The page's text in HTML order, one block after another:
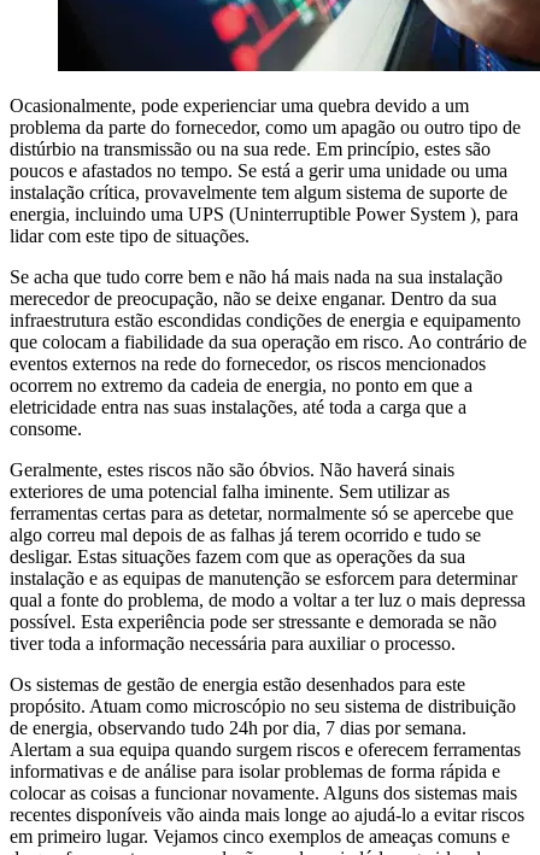
Ocasionalmente, pode experienciar uma quebra devido a um
problema da parte do fornecedor, como um apagão ou outro tipo de
distúrbio na transmissão ou na sua rede. Em princípio, estes são
poucos e afastados no tempo. Se está a gerir uma unidade ou uma
instalação crítica, provavelmente tem algum sistema de suporte de
energia, incluindo uma UPS (Uninterruptible Power System ), para
lidar com este tipo de situações.
Se acha que tudo corre bem e não há mais nada na sua instalação
merecedor de preocupação, não se deixe enganar. Dentro da sua
infraestrutura estão escondidas condições de energia e equipamento
que colocam a fiabilidade da sua operação em risco. Ao contrário de
eventos externos na rede do fornecedor, os riscos mencionados
ocorrem no extremo da cadeia de energia, no ponto em que a
eletricidade entra nas suas instalações, até toda a carga que a
consome.
Geralmente, estes riscos não são óbvios. Não haverá sinais
exteriores de uma potencial falha iminente. Sem utilizar as
ferramentas certas para as detetar, normalmente só se apercebe que
algo correu mal depois de as falhas já terem ocorrido e tudo se
desligar. Estas situações fazem com que as operações da sua
instalação e as equipas de manutenção se esforcem para determinar
qual a fonte do problema, de modo a voltar a ter luz o mais depressa
possível. Esta experiência pode ser stressante e demorada se não
tiver toda a informação necessária para auxiliar o processo.
Os sistemas de gestão de energia estão desenhados para este
propósito. Atuam como microscópio no seu sistema de distribuição
de energia, observando tudo 24h por dia, 7 dias por semana.
Alertam a sua equipa quando surgem riscos e oferecem ferramentas
informativas e de análise para isolar problemas de forma rápida e
colocar as coisas a funcionar novamente. Alguns dos sistemas mais
recentes disponíveis vão ainda mais longe ao ajudá-lo a evitar riscos
em primeiro lugar. Vejamos cinco exemplos de ameaças comuns e